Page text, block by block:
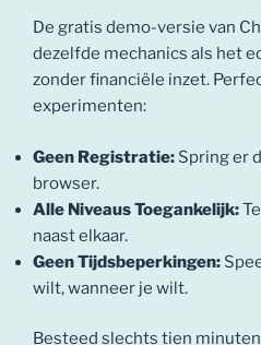
De gratis demo-versie van
dezelfde mechanics als het
zonder financiële inzet.
experimenten:
Geen Registratie: Spring er
browser.
Alle Niveaus Toegankelijk:
naast elkaar.
Geen Tijdsbeperkingen:
wilt, wanneer je wilt.
Besteed slechts tien